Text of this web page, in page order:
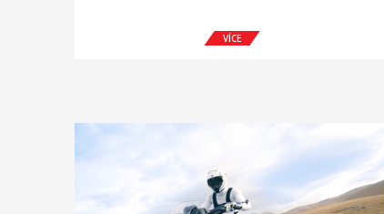
VÍCE